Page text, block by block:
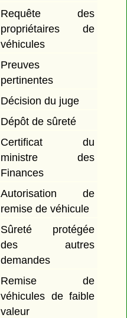
Requête des
propriétaires de
véhicules
Preuves
pertinentes
Décision du juge
Dépôt de sûreté
Certificat du
ministre des
Finances
Autorisation de
remise de véhicule
Sûreté protégée
des autres
demandes
Remise de
véhicules de faible
valeur